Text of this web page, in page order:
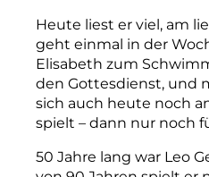
Heute liest er viel, am
geht einmal in der
Elisabeth zum
den Gottesdienst, und
sich auch heute noch
spielt – dann nur noch
50 Jahre lang war Leo